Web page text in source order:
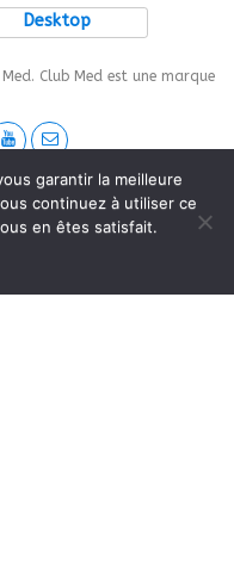
Desktop
Club Med est une marque
garantir la meilleure
continuez à utiliser ce
en êtes satisfait.